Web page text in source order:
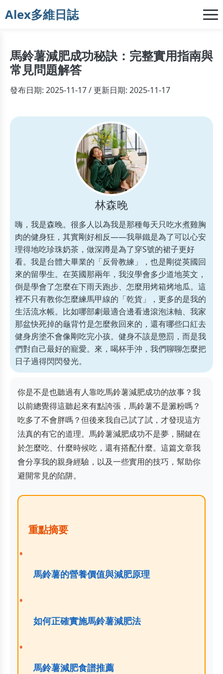
Alex多維日誌
馬鈴薯減肥成功秘訣：完整實用指南與
常見問題解答
發布日期: 2025-11-17 / 更新日期: 2025-11-17
林森晚
嗨，我是森晚。很多人以為我是那種每天只吃水煮雞胸
肉的健身狂，其實剛好相反——我舉鐵是為了可以心安
理得地吃珍珠奶茶，做深蹲是為了穿S號的裙子更好
看。我是台體大畢業的「反骨教練」，也是剛從英國回
來的留學生。在英國那兩年，我沒學會多少道地英文，
倒是學會了怎麼在下雨天跑步、怎麼用烤箱烤地瓜。這
裡不只有教你怎麼練馬甲線的「乾貨」，更多的是我的
生活流水帳。比如哪部劇最適合邊看邊滾泡沫軸、我家
那盆快死掉的龜背竹是怎麼救回來的，還有哪些口紅去
健身房塗不會像剛吃完小孩。健身不該是懲罰，而是我
們對自己最好的寵愛。來，喝杯手沖，我們聊聊怎麼把
日子過得閃閃發光。
你是不是也聽過有人靠吃馬鈴薯減肥成功的故事？我
以前總覺得這聽起來有點誇張，馬鈴薯不是澱粉嗎？
吃多了不會胖嗎？但後來我自己試了試，才發現這方
法真的有它的道理。馬鈴薯減肥成功不是夢，關鍵在
於怎麼吃、什麼時候吃，還有搭配什麼。這篇文章我
會分享我的親身經驗，以及一些實用的技巧，幫助你
避開常見的陷阱。
重點摘要
馬鈴薯的營養價值與減肥原理
如何正確實施馬鈴薯減肥法
馬鈴薯減肥食譜推薦